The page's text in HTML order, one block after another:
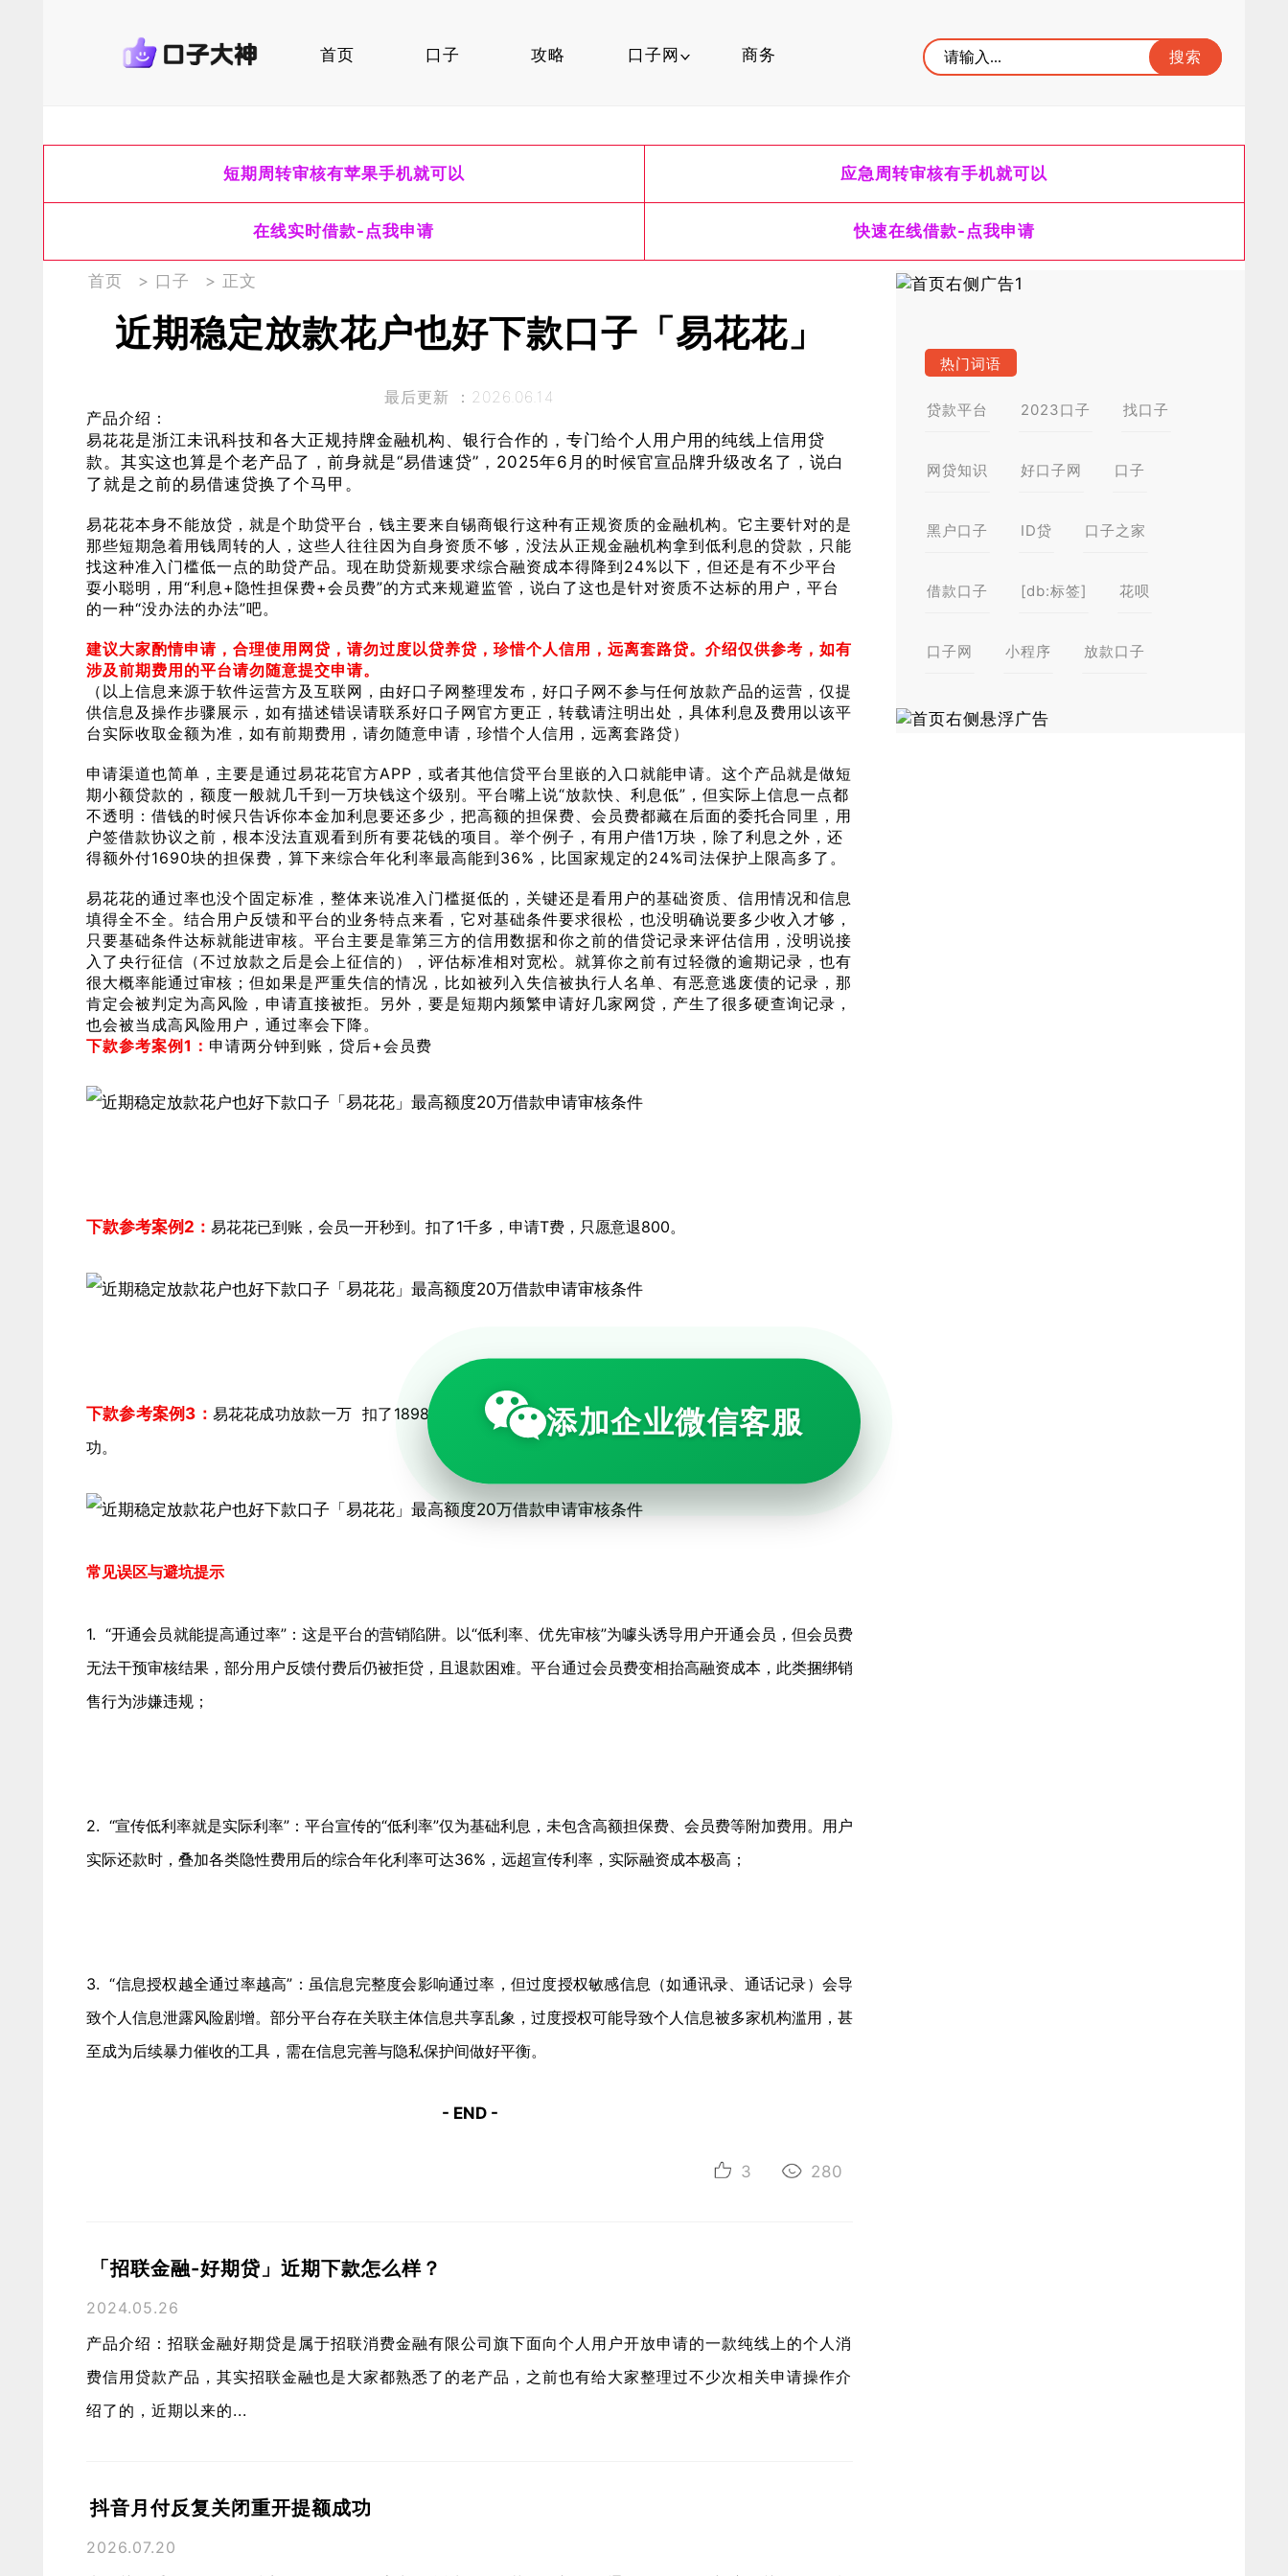
首页 口子 攻略 口子网 商务
短期周转审核有苹果手机就可以 应急周转审核有手机就可以
在线实时借款-点我申请 快速在线借款-点我申请
首页 > 口子 > 正文
近期稳定放款花户也好下款口子「易花花」
最后更新 ：2026.06.14
产品介绍：
易花花是浙江未讯科技和各大正规持牌金融机构、银行合作的，专门给个人用户用的纯线上信用贷
款。其实这也算是个老产品了，前身就是“易借速贷”，2025年6月的时候官宣品牌升级改名了，说白
了就是之前的易借速贷换了个马甲。​
易花花本身不能放贷，就是个助贷平台，钱主要来自锡商银行这种有正规资质的金融机构。它主要针对的是
那些短期急着用钱周转的人，这些人往往因为自身资质不够，没法从正规金融机构拿到低利息的贷款，只能
找这种准入门槛低一点的助贷产品。现在助贷新规要求综合融资成本得降到24%以下，但还是有不少平台
耍小聪明，用“利息+隐性担保费+会员费”的方式来规避监管，说白了这也是针对资质不达标的用户，平台
的一种“没办法的办法”吧。​
建议大家酌情申请，合理使用网贷，请勿过度以贷养贷，珍惜个人信用，远离套路贷。介绍仅供参考，如有
涉及前期费用的平台请勿随意提交申请。
（以上信息来源于软件运营方及互联网，由好口子网整理发布，好口子网不参与任何放款产品的运营，仅提
供信息及操作步骤展示，如有描述错误请联系好口子网官方更正，转载请注明出处，具体利息及费用以该平
台实际收取金额为准，如有前期费用，请勿随意申请，珍惜个人信用，远离套路贷）
申请渠道也简单，主要是通过易花花官方APP，或者其他信贷平台里嵌的入口就能申请。这个产品就是做短
期小额贷款的，额度一般就几千到一万块钱这个级别。平台嘴上说“放款快、利息低”，但实际上信息一点都
不透明：借钱的时候只告诉你本金加利息要还多少，把高额的担保费、会员费都藏在后面的委托合同里，用
户签借款协议之前，根本没法直观看到所有要花钱的项目。举个例子，有用户借1万块，除了利息之外，还
得额外付1690块的担保费，算下来综合年化利率最高能到36%，比国家规定的24%司法保护上限高多了。
易花花的通过率也没个固定标准，整体来说准入门槛挺低的，关键还是看用户的基础资质、信用情况和信息
填得全不全。结合用户反馈和平台的业务特点来看，它对基础条件要求很松，也没明确说要多少收入才够，
只要基础条件达标就能进审核。平台主要是靠第三方的信用数据和你之前的借贷记录来评估信用，没明说接
入了央行征信（不过放款之后是会上征信的），评估标准相对宽松。就算你之前有过轻微的逾期记录，也有
很大概率能通过审核；但如果是严重失信的情况，比如被列入失信被执行人名单、有恶意逃废债的记录，那
肯定会被判定为高风险，申请直接被拒。另外，要是短期内频繁申请好几家网贷，产生了很多硬查询记录，
也会被当成高风险用户，通过率会下降。
下款参考案例1： 申请两分钟到账，贷后+会员费
下款参考案例2： 易花花已到账，会员一开秒到。扣了1千多，申请T费，只愿意退800。
下款参考案例3： 易花花成功放款一万 扣了1898会员费 秒扣的 ，其他小贷都放出来今天收到短信居然放款成
功。
常见误区与避坑提示
1. “开通会员就能提高通过率”：这是平台的营销陷阱。以“低利率、优先审核”为噱头诱导用户开通会员，但会员费
无法干预审核结果，部分用户反馈付费后仍被拒贷，且退款困难。平台通过会员费变相抬高融资成本，此类捆绑销
售行为涉嫌违规；
2. “宣传低利率就是实际利率”：平台宣传的“低利率”仅为基础利息，未包含高额担保费、会员费等附加费用。用户
实际还款时，叠加各类隐性费用后的综合年化利率可达36%，远超宣传利率，实际融资成本极高；
3. “信息授权越全通过率越高”：虽信息完整度会影响通过率，但过度授权敏感信息（如通讯录、通话记录）会导
致个人信息泄露风险剧增。部分平台存在关联主体信息共享乱象，过度授权可能导致个人信息被多家机构滥用，甚
至成为后续暴力催收的工具，需在信息完善与隐私保护间做好平衡。
- END -
280
3
「招联金融-好期贷」近期下款怎么样？
2024.05.26
产品介绍：招联金融好期贷是属于招联消费金融有限公司旗下面向个人用户开放申请的一款纯线上的个人消
费信用贷款产品，其实招联金融也是大家都熟悉了的老产品，之前也有给大家整理过不少次相关申请操作介
绍了的，近期以来的...
抖音月付反复关闭重开提额成功
2026.07.20
热门词语
贷款平台 2023口子 找口子
网贷知识 好口子网 口子
黑户口子 ID贷 口子之家
借款口子 [db:标签] 花呗
口子网 小程序 放款口子
添加企业微信客服